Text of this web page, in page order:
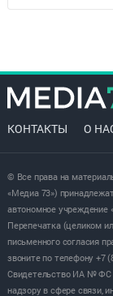
КОНТАКТЫ О
© Все права на
«Медиа 73»)
автономное учреждение
Перепечатка (целиком
письменного согласия
звоните по телефону +7
Свидетельство ИА № ФС
надзору в сфере связи,